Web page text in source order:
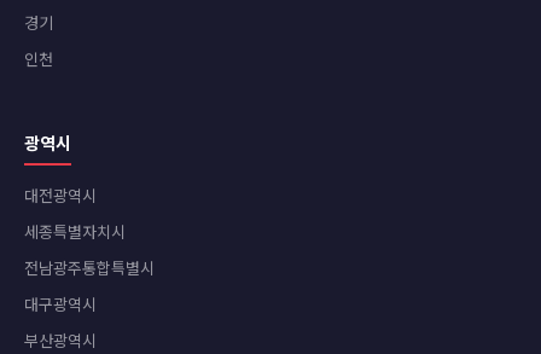
경기
인천
광역시
대전광역시
세종특별자치시
전남광주통합특별시
대구광역시
부산광역시